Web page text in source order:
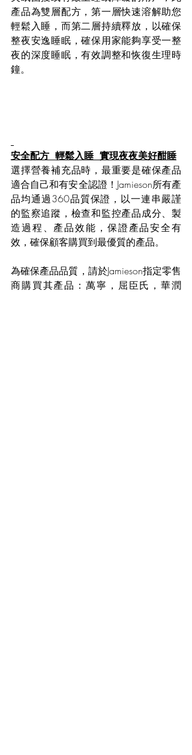
產品為雙層配方，第一層快速溶解助您
輕鬆入睡，而第二層持續釋放，以確保
整夜安逸睡眠，確保用家能夠享受一整
夜的深度睡眠，有效調整和恢復生理時
鐘。
安全配方  輕鬆入睡  實現夜夜美好酣睡
選擇營養補充品時，最重要是確保產品
適合自己和有安全認證！Jamieson所有產
品均通過360品質保證，以一連串嚴謹
的監察追蹤，檢查和監控產品成分、製
造過程、產品效能，保證產品安全有
效，確保顧客購買到最優質的產品。
為確保產品品質，請於Jamieson指定零售
商購買其產品：萬寧，屈臣氏，華潤